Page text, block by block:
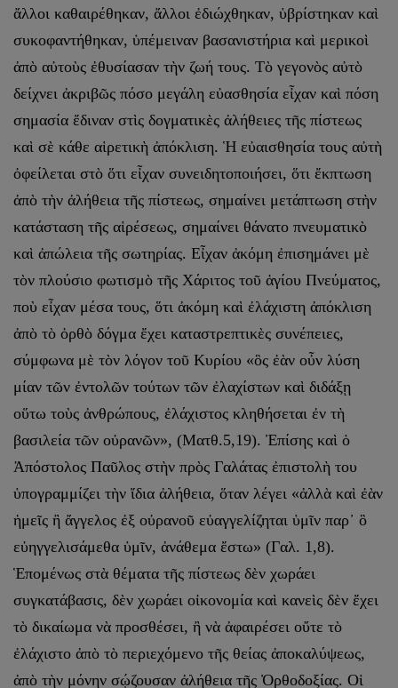
ἄλλοι καθαιρέθηκαν, ἄλλοι ἐδιώχθηκαν, ὑβρίστηκαν καὶ
συκοφαντήθηκαν, ὑπέμειναν βασανιστήρια καὶ μερικοὶ
ἀπὸ αὐτοὺς ἐθυσίασαν τὴν ζωή τους. Τὸ γεγονὸς αὐτὸ
δείχνει ἀκριβῶς πόσο μεγάλη εὐασθησία εἶχαν καὶ πόση
σημασία ἔδιναν στὶς δογματικὲς ἀλήθειες τῆς πίστεως
καὶ σὲ κάθε αἱρετικὴ ἀπόκλιση. Ἡ εὐαισθησία τους αὐτὴ
ὀφείλεται στὸ ὅτι εἶχαν συνειδητοποιήσει, ὅτι ἔκπτωση
ἀπὸ τὴν ἀλήθεια τῆς πίστεως, σημαίνει μετάπτωση στὴν
κατάσταση τῆς αἱρέσεως, σημαίνει θάνατο πνευματικὸ
καὶ ἀπώλεια τῆς σωτηρίας. Εἶχαν ἀκόμη ἐπισημάνει μὲ
τὸν πλούσιο φωτισμὸ τῆς Χάριτος τοῦ ἁγίου Πνεύματος,
ποὺ εἶχαν μέσα τους, ὅτι ἀκόμη καὶ ἐλάχιστη ἀπόκλιση
ἀπὸ τὸ ὀρθὸ δόγμα ἔχει καταστρεπτικὲς συνέπειες,
σύμφωνα μὲ τὸν λόγον τοῦ Κυρίου «ὃς ἐὰν οὖν λύση
μίαν τῶν ἐντολῶν τούτων τῶν ἐλαχίστων καὶ διδάξῃ
οὕτω τοὺς ἀνθρώπους, ἐλάχιστος κληθήσεται ἐν τὴ
βασιλεία τῶν οὐρανῶν», (Ματθ.5,19). Ἐπίσης καὶ ὁ
Ἀπόστολος Παῦλος στὴν πρὸς Γαλάτας ἐπιστολὴ του
ὑπογραμμίζει τὴν ἴδια ἀλήθεια, ὅταν λέγει «ἀλλὰ καὶ ἐὰν
ἡμεῖς ἢ ἄγγελος ἐξ οὐρανοῦ εὐαγγελίζηται ὑμῖν παρ᾿ ὃ
εὐηγγελισάμεθα ὑμῖν, ἀνάθεμα ἔστω» (Γαλ. 1,8).
Ἑπομένως στὰ θέματα τῆς πίστεως δὲν χωράει
συγκατάβασις, δὲν χωράει οἰκονομία καὶ κανεὶς δὲν ἔχει
τὸ δικαίωμα νὰ προσθέσει, ἢ νὰ ἀφαιρέσει οὔτε τὸ
ἐλάχιστο ἀπὸ τὸ περιεχόμενο τῆς θείας ἀποκαλύψεως,
ἀπὸ τὴν μόνην σῴζουσαν ἀλήθεια τῆς Ὀρθοδοξίας. Οἱ